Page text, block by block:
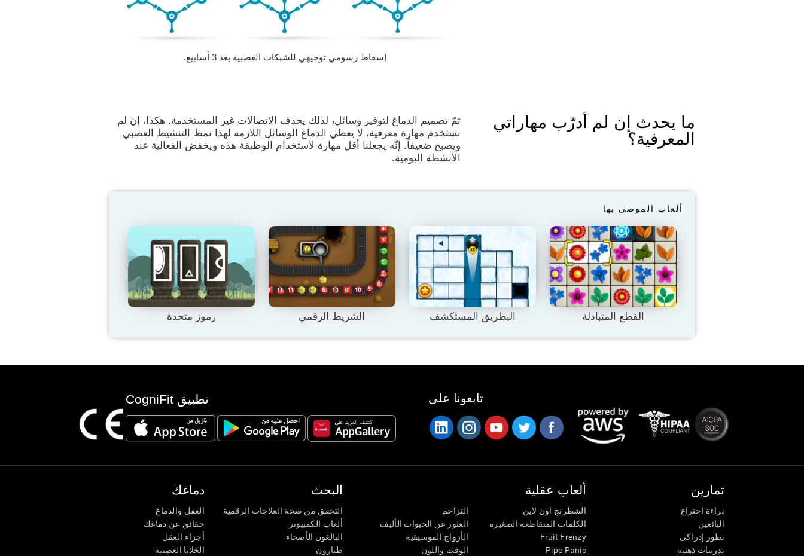
إسقاط رسومي توجيهي للشبكات العصبية بعد 3 أسابيع.
ما يحدث إن لم أدرّب مهاراتي
المعرفية؟
تمّ تصميم الدماغ لتوفير وسائل، لذلك يحذف الاتصالات غير المستخدمة. هكذا، إن لم
نستخدم مهارة معرفية، لا يعطي الدماغ الوسائل اللازمة لهذا نمط التنشيط العصبي
ويصبح ضعيفاً. إنّه يجعلنا أقل مهارة لاستخدام الوظيفة هذه ويخفض الفعالية عند
الأنشطة اليومية.
ألعاب الموصى بها
القطع المتبادلة البطريق المستكشف الشريط الرقمي رموز متحدة
تطبيق CogniFit تابعونا على
دماغك
العقل والدماغ
حقائق عن دماغك
أجزاء العقل
الخلايا العصبية
البحث
التحقق من صحة العلاجات الرقمية
ألعاب الكمبيوتر
البالغون الأصحاء
طيارون
ألعاب عقلية
الشطرنج اون لاين
الكلمات المتقاطعة الصغيرة
Fruit Frenzy
Pipe Panic
التزاحم
العثور عن الحيوات الأليف
الأزواج الموسيقية
الوقت واللون
تمارين
براءة اختراع
البائعين
تطور إدراكى
تدريبات ذهنية